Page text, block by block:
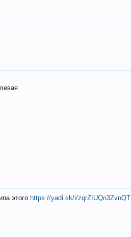
этого https://yadi.sk/i/zqrZIUQn3ZvnQT